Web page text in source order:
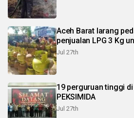
Aceh Barat larang
penjualan LPG 3 Kg
Jul 27th
19 perguruan tinggi
PEKSIMIDA
Jul 27th